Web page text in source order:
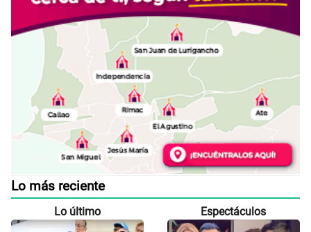
Lo más reciente
Lo último Espectáculos